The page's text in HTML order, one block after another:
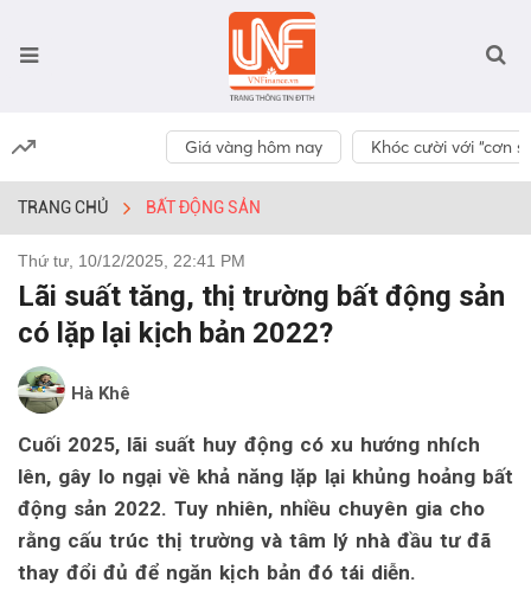
Giá vàng hôm nay Khóc cười với “cơn
TRANG CHỦ BẤT ĐỘNG SẢN
Thứ tư, 10/12/2025, 22:41 PM
Lãi suất tăng, thị trường bất động sản
có lặp lại kịch bản 2022?
Hà Khê
Cuối 2025, lãi suất huy động có xu hướng nhích
lên, gây lo ngại về khả năng lặp lại khủng hoảng bất
động sản 2022. Tuy nhiên, nhiều chuyên gia cho
rằng cấu trúc thị trường và tâm lý nhà đầu tư đã
thay đổi đủ để ngăn kịch bản đó tái diễn.